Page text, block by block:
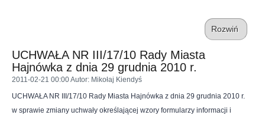
Rozwiń
UCHWAŁA NR III/17/10 Rady Miasta
Hajnówka z dnia 29 grudnia 2010 r.
2011-02-21 00:00Autor: Mikołaj Kiendyś
UCHWAŁA NR III/17/10 Rady Miasta Hajnówka z dnia 29 grudnia 2010 r.
w sprawie zmiany uchwały określającej wzory formularzy informacji i